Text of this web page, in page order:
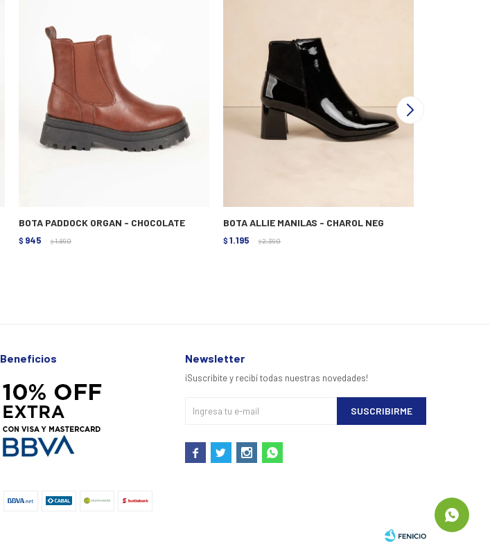
BOTA PADDOCK ORGAN - CHOCOLATE
$ 945 $ 1.890
BOTA ALLIE MANILAS - CHAROL NEG
$ 1.195 $ 2.390
Beneficios Newsletter
¡Suscribite y recibí todas nuestras novedades!
SUSCRIBIRME
   